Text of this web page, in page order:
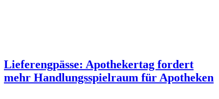
Lieferengpässe: Apothekertag fordert
mehr Handlungsspielraum für Apotheken